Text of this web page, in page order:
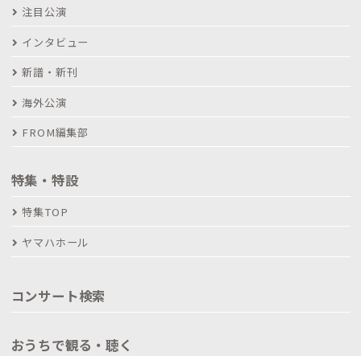
注目公演
インタビュー
新譜・新刊
海外公演
FROM編集部
特集・特設
特集TOP
ヤマハホール
コンサート検索
おうちで観る・聴く